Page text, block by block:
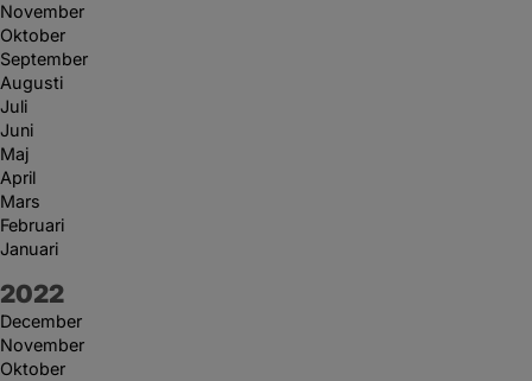
November
Oktober
September
Augusti
Juli
Juni
Maj
April
Mars
Februari
Januari
År:
2022
December
November
Oktober